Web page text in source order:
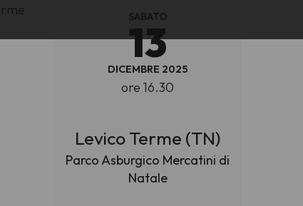
SABATO
13
DICEMBRE 2025
ore 16.30
Levico Terme (TN)
Parco Asburgico Mercatini di
Natale